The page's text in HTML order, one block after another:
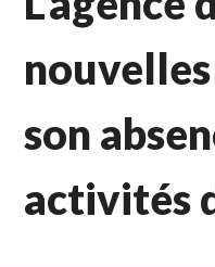
nouvelles
son
activités